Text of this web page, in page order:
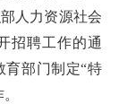
人力资源社会
招聘工作的通
育部门制定“特